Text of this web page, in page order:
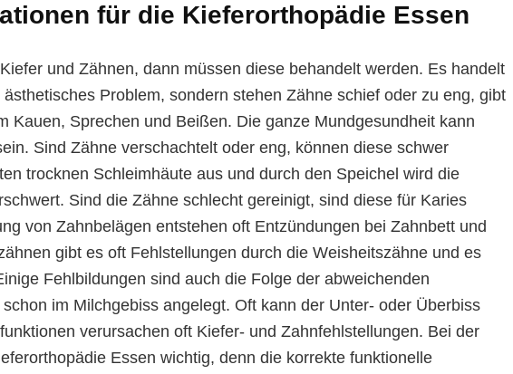
für die Kieferorthopädie Essen
und Zähnen, dann müssen diese behandelt werden. Es handelt
Problem, sondern stehen Zähne schief oder zu eng, gibt
Kauen, Sprechen und Beißen. Die ganze Mundgesundheit kann
Sind Zähne verschachtelt oder eng, können diese schwer
trocknen Schleimhäute aus und durch den Speichel wird die
Sind die Zähne schlecht gereinigt, sind diese für Karies
von Zahnbelägen entstehen oft Entzündungen bei Zahnbett und
gibt es oft Fehlstellungen durch die Weisheitszähne und es
Fehlbildungen sind auch die Folge der abweichenden
im Milchgebiss angelegt. Oft kann der Unter- oder Überbiss
verursachen oft Kiefer- und Zahnfehlstellungen. Bei der
Essen wichtig, denn die korrekte funktionelle